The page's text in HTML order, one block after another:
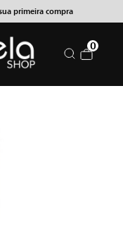
primeira compra
0